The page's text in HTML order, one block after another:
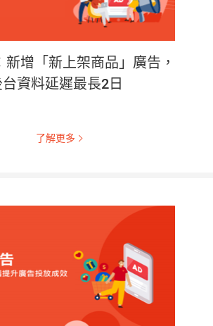
新增「新上架商品」廣告，
台資料延遲最長2日
了解更多